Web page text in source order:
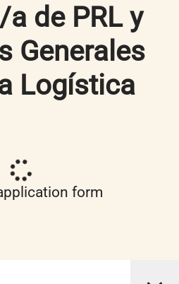
de PRL y
Generales
Logística
form